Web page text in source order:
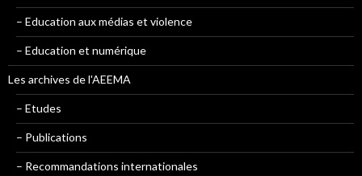
– Education aux médias et violence
– Education et numérique
Les archives de l'AEEMA
– Etudes
– Publications
– Recommandations internationales